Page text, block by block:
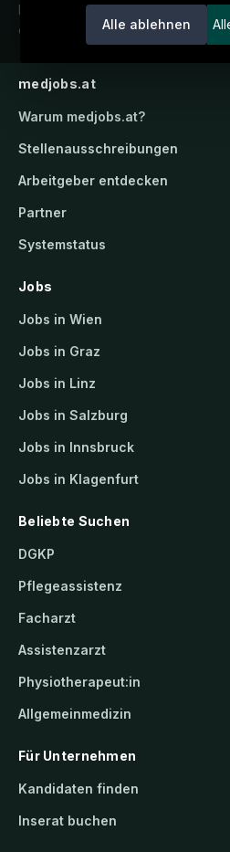
Alle ablehnen
Karriereportal.Ein Service der
candidatis GmbH.
medjobs.at
Warum medjobs.at?
Stellenausschreibungen
Arbeitgeber entdecken
Partner
Systemstatus
Jobs
Jobs in Wien
Jobs in Graz
Jobs in Linz
Jobs in Salzburg
Jobs in Innsbruck
Jobs in Klagenfurt
Beliebte Suchen
DGKP
Pflegeassistenz
Facharzt
Assistenzarzt
Physiotherapeut:in
Allgemeinmedizin
Für Unternehmen
Kandidaten finden
Inserat buchen